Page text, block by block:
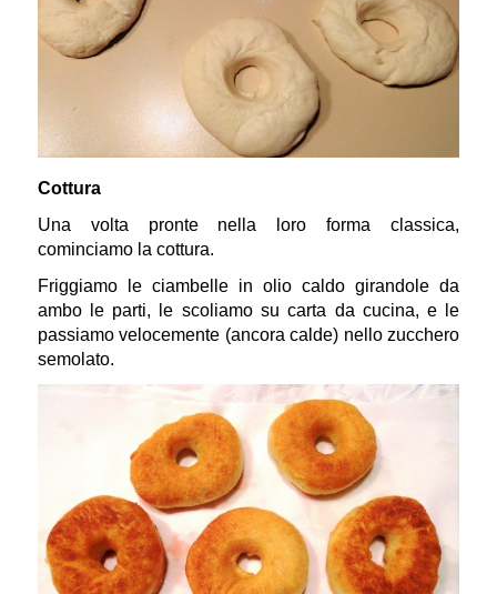
Cottura
Una volta pronte nella loro forma classica,
cominciamo la cottura.
Friggiamo le ciambelle in olio caldo girandole da
ambo le parti, le scoliamo su carta da cucina, e le
passiamo velocemente (ancora calde) nello zucchero
semolato.